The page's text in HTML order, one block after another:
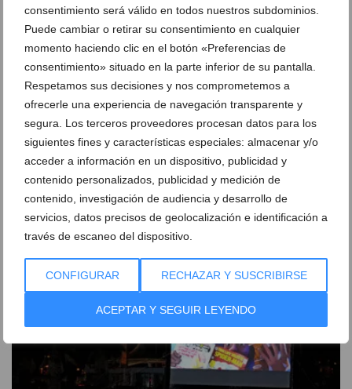
consentimiento será válido en todos nuestros subdominios.
Puede cambiar o retirar su consentimiento en cualquier
momento haciendo clic en el botón «Preferencias de
consentimiento» situado en la parte inferior de su pantalla.
Respetamos sus decisiones y nos comprometemos a
ofrecerle una experiencia de navegación transparente y
segura. Los terceros proveedores procesan datos para los
siguientes fines y características especiales: almacenar y/o
acceder a información en un dispositivo, publicidad y
contenido personalizados, publicidad y medición de
contenido, investigación de audiencia y desarrollo de
servicios, datos precisos de geolocalización e identificación a
través de escaneo del dispositivo.
CONFIGURAR RECHAZAR Y SUSCRIBIRSE
ACEPTAR Y SEGUIR LEYENDO
Un impulso económico permitirá convertir en
documental los 75 años de la banda de Dénia
04 de agosto de 2026